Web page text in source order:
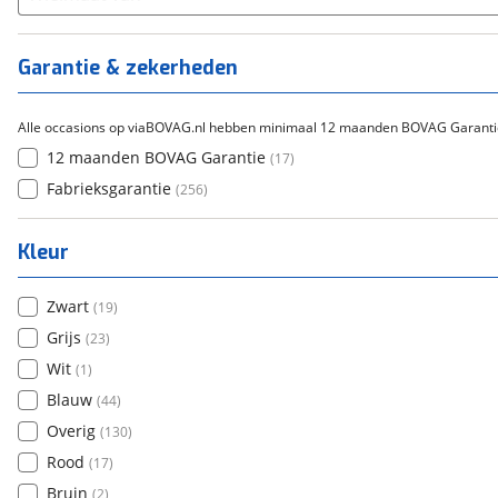
Tica
Garantie & zekerheden
Alle occasions op viaBOVAG.nl hebben minimaal 12 maanden BOVAG
12 maanden BOVAG Garantie (17)
Fabrieksgarantie (256)
Kleur
Zwart (19)
Grijs (23)
Wit (1)
Blauw (44)
Overig (130)
Rood (17)
Bruin (2)